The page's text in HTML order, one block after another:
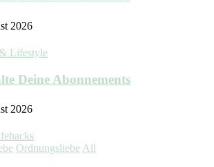
2026
Lifestyle
Deine Abonnements
2026
Ordnungsliebe All